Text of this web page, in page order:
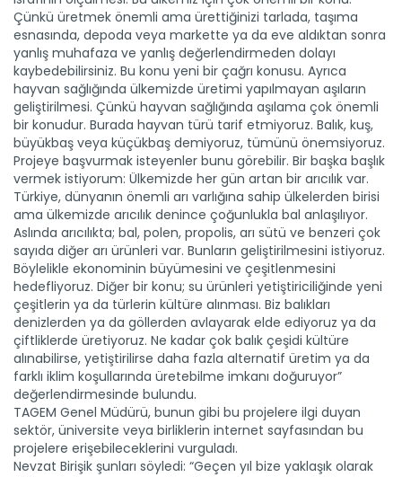
Çünkü üretmek önemli ama ürettiğinizi tarlada, taşıma
esnasında, depoda veya markette ya da eve aldıktan sonra
yanlış muhafaza ve yanlış değerlendirmeden dolayı
kaybedebilirsiniz. Bu konu yeni bir çağrı konusu. Ayrıca
hayvan sağlığında ülkemizde üretimi yapılmayan aşıların
geliştirilmesi. Çünkü hayvan sağlığında aşılama çok önemli
bir konudur. Burada hayvan türü tarif etmiyoruz. Balık, kuş,
büyükbaş veya küçükbaş demiyoruz, tümünü önemsiyoruz.
Projeye başvurmak isteyenler bunu görebilir. Bir başka başlık
vermek istiyorum: Ülkemizde her gün artan bir arıcılık var.
Türkiye, dünyanın önemli arı varlığına sahip ülkelerden birisi
ama ülkemizde arıcılık denince çoğunlukla bal anlaşılıyor.
Aslında arıcılıkta; bal, polen, propolis, arı sütü ve benzeri çok
sayıda diğer arı ürünleri var. Bunların geliştirilmesini istiyoruz.
Böylelikle ekonominin büyümesini ve çeşitlenmesini
hedefliyoruz. Diğer bir konu; su ürünleri yetiştiriciliğinde yeni
çeşitlerin ya da türlerin kültüre alınması. Biz balıkları
denizlerden ya da göllerden avlayarak elde ediyoruz ya da
çiftliklerde üretiyoruz. Ne kadar çok balık çeşidi kültüre
alınabilirse, yetiştirilirse daha fazla alternatif üretim ya da
farklı iklim koşullarında üretebilme imkanı doğuruyor”
değerlendirmesinde bulundu.
TAGEM Genel Müdürü, bunun gibi bu projelere ilgi duyan
sektör, üniversite veya birliklerin internet sayfasından bu
projelere erişebileceklerini vurguladı.
Nevzat Birişik şunları söyledi: “Geçen yıl bize yaklaşık olarak